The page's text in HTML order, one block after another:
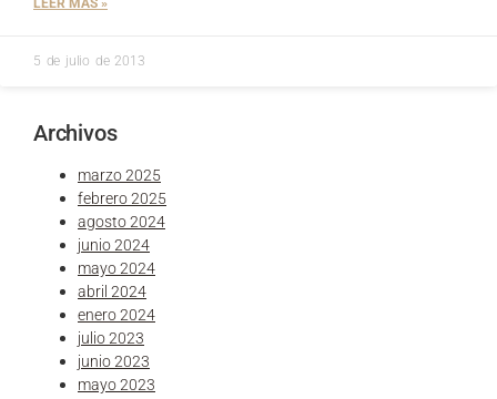
5 de julio de 2013
Archivos
marzo 2025
febrero 2025
agosto 2024
junio 2024
mayo 2024
abril 2024
enero 2024
julio 2023
junio 2023
mayo 2023